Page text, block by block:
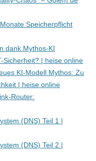
Speicherpflicht
dank Mythos-KI
Sicherheit? | heise online
KI-Modell Mythos: Zu
| heise online
Router:
(DNS) Teil 1 |
(DNS) Teil 2 |